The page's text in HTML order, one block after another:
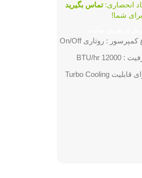
انحصاری:تماس بگیرید
شما!
کمپرسور : روتاری On/Off
:
12000 BTU/hr
دارای قابلیت Turbo Cooling